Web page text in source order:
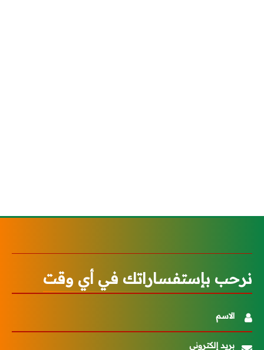
نرحب بإستفساراتك في أي وقت
الاسم
بريد إلكتروني